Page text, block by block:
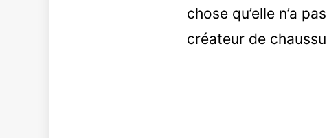
chose qu’elle n’a
créateur de